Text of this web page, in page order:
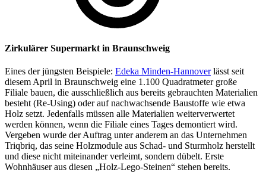
Zirkulärer Supermarkt in Braunschweig
Eines der jüngsten Beispiele: Edeka Minden-Hannoverlässt seit
diesem April in Braunschweig eine 1.100 Quadratmeter große
Filiale bauen, die ausschließlich aus bereits gebrauchten Materialien
besteht (Re-Using) oder auf nachwachsende Baustoffe wie etwa
Holz setzt. Jedenfalls müssen alle Materialien weiterverwertet
werden können, wenn die Filiale eines Tages demontiert wird.
Vergeben wurde der Auftrag unter anderem an das Unternehmen
Triqbriq, das seine Holzmodule aus Schad- und Sturmholz herstellt
und diese nicht miteinander verleimt, sondern dübelt. Erste
Wohnhäuser aus diesen „Holz-Lego-Steinen“ stehen bereits.